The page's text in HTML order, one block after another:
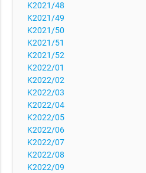
K2021/48
K2021/49
K2021/50
K2021/51
K2021/52
K2022/01
K2022/02
K2022/03
K2022/04
K2022/05
K2022/06
K2022/07
K2022/08
K2022/09